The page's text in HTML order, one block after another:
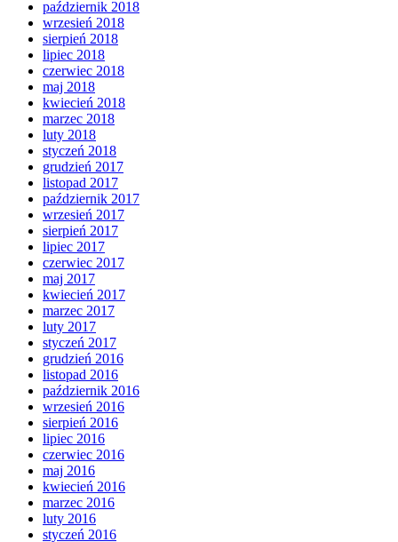
październik 2018
wrzesień 2018
sierpień 2018
lipiec 2018
czerwiec 2018
maj 2018
kwiecień 2018
marzec 2018
luty 2018
styczeń 2018
grudzień 2017
listopad 2017
październik 2017
wrzesień 2017
sierpień 2017
lipiec 2017
czerwiec 2017
maj 2017
kwiecień 2017
marzec 2017
luty 2017
styczeń 2017
grudzień 2016
listopad 2016
październik 2016
wrzesień 2016
sierpień 2016
lipiec 2016
czerwiec 2016
maj 2016
kwiecień 2016
marzec 2016
luty 2016
styczeń 2016